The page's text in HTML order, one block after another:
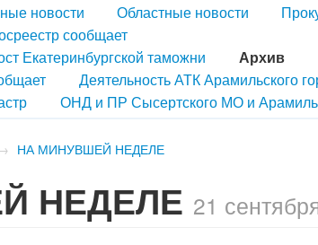
новости Областные новости
сообщает
Екатеринбургской таможни
Архив
Деятельность АТК Арамильского
ОНД и ПР Сысертского МО и
НА МИНУВШЕЙ НЕДЕЛЕ
НЕДЕЛЕ 21